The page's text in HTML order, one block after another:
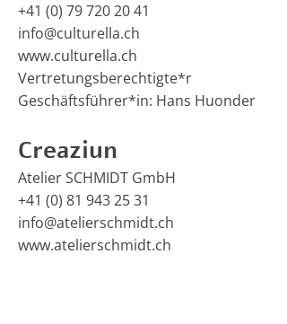
+41 (0) 79 720 20 41
info@culturella.ch
www.culturella.ch
Vertretungsberechtigte*r
Geschäftsführer*in: Hans Huonder
Creaziun
Atelier SCHMIDT GmbH
+41 (0) 81 943 25 31
info@atelierschmidt.ch
www.atelierschmidt.ch